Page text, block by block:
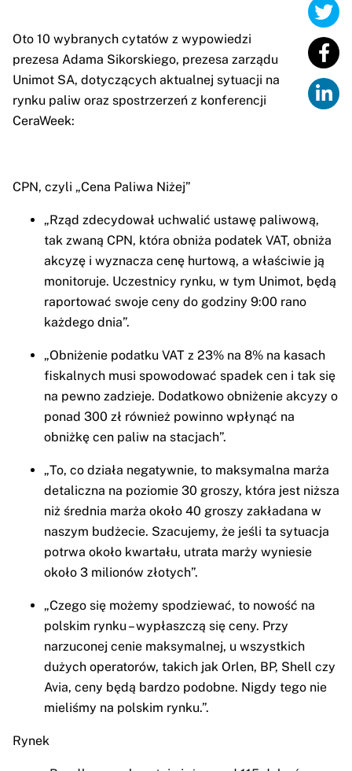
Oto 10 wybranych cytatów z wypowiedzi
prezesa Adama Sikorskiego, prezesa zarządu
Unimot SA, dotyczących aktualnej sytuacji na
rynku paliw oraz spostrzerzeń z konferencji
CeraWeek:
CPN, czyli „Cena Paliwa Niżej”
„Rząd zdecydował uchwalić ustawę paliwową,
tak zwaną CPN, która obniża podatek VAT, obniża
akcyzę i wyznacza cenę hurtową, a właściwie ją
monitoruje. Uczestnicy rynku, w tym Unimot, będą
raportować swoje ceny do godziny 9:00 rano
każdego dnia”.
„Obniżenie podatku VAT z 23% na 8% na kasach
fiskalnych musi spowodować spadek cen i tak się
na pewno zadzieje. Dodatkowo obniżenie akcyzy o
ponad 300 zł również powinno wpłynąć na
obniżkę cen paliw na stacjach”.
„To, co działa negatywnie, to maksymalna marża
detaliczna na poziomie 30 groszy, która jest niższa
niż średnia marża około 40 groszy zakładana w
naszym budżecie. Szacujemy, że jeśli ta sytuacja
potrwa około kwartału, utrata marży wyniesie
około 3 milionów złotych”.
„Czego się możemy spodziewać, to nowość na
polskim rynku – wypłaszczą się ceny. Przy
narzuconej cenie maksymalnej, u wszystkich
dużych operatorów, takich jak Orlen, BP, Shell czy
Avia, ceny będą bardzo podobne. Nigdy tego nie
mieliśmy na polskim rynku.”.
Rynek